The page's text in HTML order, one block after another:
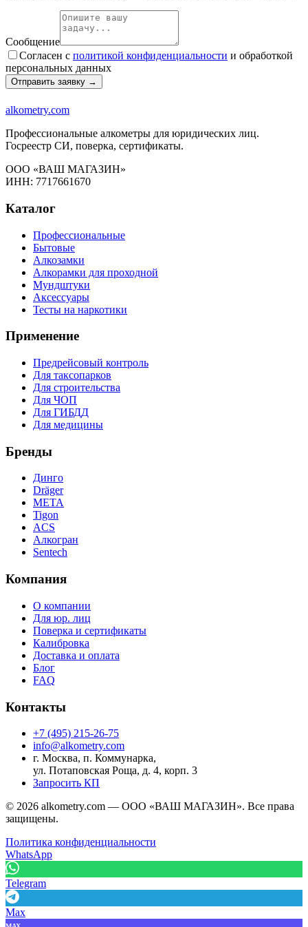
Сообщение
Согласен с политикой конфиденциальности и обработкой
персональных данных
Отправить заявку →
alkometry.com
Профессиональные алкометры для юридических лиц.
Госреестр СИ, поверка, сертификаты.
ООО «ВАШ МАГАЗИН»
ИНН: 7717661670
Каталог
Профессиональные
Бытовые
Алкозамки
Алкорамки для проходной
Мундштуки
Аксессуары
Тесты на наркотики
Применение
Предрейсовый контроль
Для таксопарков
Для строительства
Для ЧОП
Для ГИБДД
Для медицины
Бренды
Динго
Dräger
МЕТА
Tigon
ACS
Алкогран
Sentech
Компания
О компании
Для юр. лиц
Поверка и сертификаты
Калибровка
Доставка и оплата
Блог
FAQ
Контакты
+7 (495) 215-26-75
info@alkometry.com
г. Москва, п. Коммунарка,
ул. Потаповская Роща, д. 4, корп. 3
Запросить КП
© 2026 alkometry.com — ООО «ВАШ МАГАЗИН». Все права
защищены.
Политика конфиденциальности
WhatsApp
Telegram
Max